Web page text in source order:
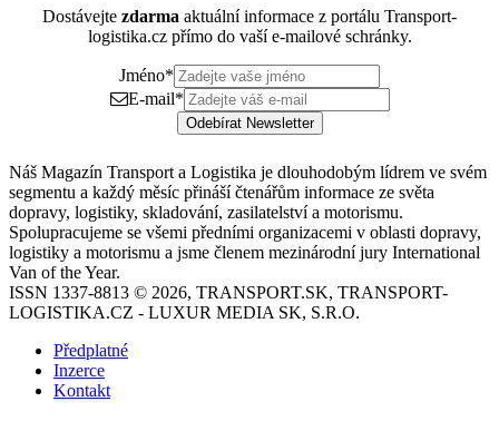
Dostávejte zdarma aktuální informace z portálu Transport-
logistika.cz přímo do vaší e-mailové schránky.
Jméno*
E-mail*
Odebírat Newsletter
Náš Magazín Transport a Logistika je dlouhodobým lídrem ve svém
segmentu a každý měsíc přináší čtenářům informace ze světa
dopravy, logistiky, skladování, zasilatelství a motorismu.
Spolupracujeme se všemi předními organizacemi v oblasti dopravy,
logistiky a motorismu a jsme členem mezinárodní jury International
Van of the Year.
ISSN 1337-8813 © 2026, TRANSPORT.SK, TRANSPORT-
LOGISTIKA.CZ - LUXUR MEDIA SK, S.R.O.
Předplatné
Inzerce
Kontakt